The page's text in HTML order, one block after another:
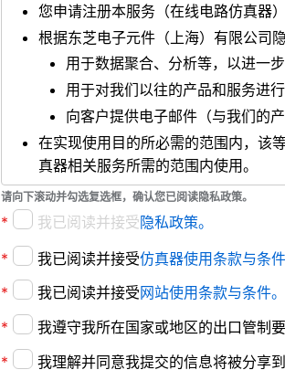
您申请注册本服务（在线电路仿真器
根据东芝电子元件（上海）有限公司
用于数据聚合、分析等，以进一
用于对我们以往的产品和服务进
向客户提供电子邮件（与我们的
在实现使用目的所必需的范围内，该
真器相关服务所需的范围内使用。
有关会员服务用户的身份、密码及注
订阅开启的Cookie服务用于登录管
16周岁以下的顾客须经其监护人同意
请向下滚动并勾选复选框，确认您已阅读隐私政策。
* 我已阅读并接受隐私政策。
*
我已阅读并接受仿真器使用条款与条
*
我已阅读并接受网站使用条款与条件。
*
我遵守我所在国家或地区的出口管制
*
我理解并同意我提交的信息将被分享